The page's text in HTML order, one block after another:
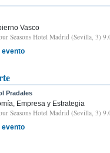
Vasco
Seasons Hotel Madrid (Sevilla, 3)
evento
Pradales
Empresa y Estrategia
Seasons Hotel Madrid (Sevilla, 3)
evento